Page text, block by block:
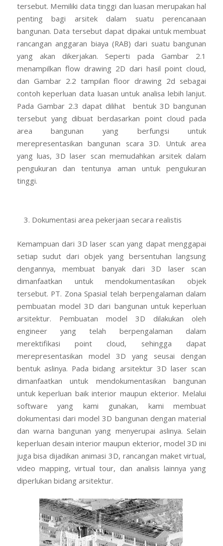
tersebut. Memiliki data tinggi dan luasan merupakan hal
penting bagi arsitek dalam suatu perencanaan
bangunan. Data tersebut dapat dipakai untuk membuat
rancangan anggaran biaya (RAB) dari suatu bangunan
yang akan dikerjakan. Seperti pada Gambar 2.1
menampilkan flow drawing 2D dari hasil point cloud,
dan Gambar 2.2 tampilan floor drawing 2d sebagai
contoh keperluan data luasan untuk analisa lebih lanjut.
Pada Gambar 2.3 dapat dilihat bentuk 3D bangunan
tersebut yang dibuat berdasarkan point cloud pada
area bangunan yang berfungsi untuk
merepresentasikan bangunan scara 3D. Untuk area
yang luas, 3D laser scan memudahkan arsitek dalam
pengukuran dan tentunya aman untuk pengukuran
tinggi.
Dokumentasi area pekerjaan secara realistis
Kemampuan dari 3D laser scan yang dapat menggapai
setiap sudut dari objek yang bersentuhan langsung
dengannya, membuat banyak dari 3D laser scan
dimanfaatkan untuk mendokumentasikan objek
tersebut. PT. Zona Spasial telah berpengalaman dalam
pembuatan model 3D dari bangunan untuk keperluan
arsitektur. Pembuatan model 3D dilakukan oleh
engineer yang telah berpengalaman dalam
merektifikasi point cloud, sehingga dapat
merepresentasikan model 3D yang seusai dengan
bentuk aslinya. Pada bidang arsitektur 3D laser scan
dimanfaatkan untuk mendokumentasikan bangunan
untuk keperluan baik interior maupun ekterior. Melalui
software yang kami gunakan, kami membuat
dokumentasi dari model 3D bangunan dengan material
dan warna bangunan yang menyerupai aslinya. Selain
keperluan desain interior maupun ekterior, model 3D ini
juga bisa dijadikan animasi 3D, rancangan maket virtual,
video mapping, virtual tour, dan analisis lainnya yang
diperlukan bidang arsitektur.